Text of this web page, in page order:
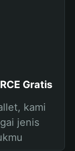
Gratis
kami
jenis